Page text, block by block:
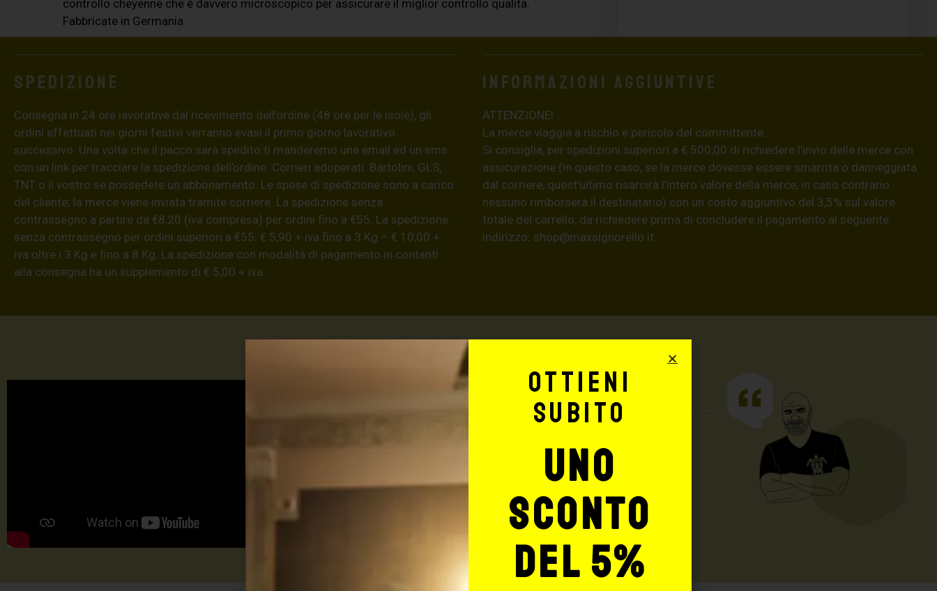
controllo cheyenne che è davvero microscopico per assicurare il miglior controllo qualità.
Fabbricate in Germania
Spedizione
Consegna in 24 ore lavorative dal ricevimento dell’ordine (48 ore per le isole), gli
ordini effettuati nei giorni festivi verranno evasi il primo giorno lavorativo
successivo. Una volta che il pacco sarà spedito ti manderemo una email ed un sms
con un link per tracciare la spedizione dell’ordine. Corrieri adoperati: Bartolini, GLS,
TNT o il vostro se possedete un abbonamento. Le spese di spedizione sono a carico
del cliente; la merce viene inviata tramite corriere. La spedizione senza
contrassegno a partire da €8,20 (iva compresa) per ordini fino a €55. La spedizione
senza contrassegno per ordini superiori a €55: € 5,90 + iva fino a 3 Kg – € 10,00 +
iva oltre i 3 Kg e fino a 8 Kg. La spedizione con modalità di pagamento in contanti
alla consegna ha un supplemento di € 5,00 + iva.
Informazioni aggiuntive
ATTENZIONE!
La merce viaggia a rischio e pericolo del committente.
Si consiglia, per spedizioni superiori a € 500,00 di richiedere l’invio della merce con
assicurazione (in questo caso, se la merce dovesse essere smarrita o danneggiata
dal corriere, quest’ultimo risarcirà l’intero valore della merce, in caso contrario
nessuno rimborserà il destinatario) con un costo aggiuntivo del 3,5% sul valore
totale del carrello, da richiedere prima di concludere il pagamento al seguente
indirizzo: shop@maxsignorello.it
Max Signorello Tattoo Supply
TUTTO PER IL TUO
TATTOO STUDIO
Ottieni
subito
uno
sconto
del 5%